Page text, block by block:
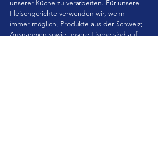
unserer Küche zu verarbeiten. Für unsere
Fleischgerichte verwenden wir, wenn
immer möglich, Produkte aus der Schweiz;
Ausnahmen sowie unsere Fische sind auf